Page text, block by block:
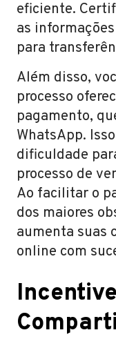
eficiente.
as
para
Além disso,
processo
pagamento,
WhatsApp.
dificuldade
processo de
Ao facilitar o
dos maiores
aumenta suas
online com